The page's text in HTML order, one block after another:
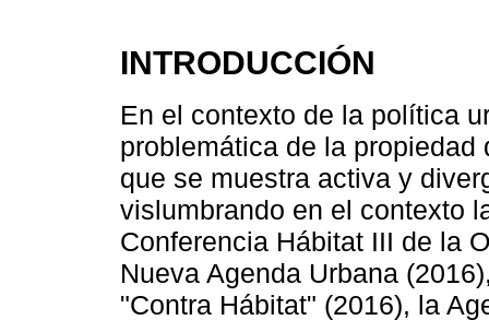
INTRODUCCIÓN
En el contexto de la política
problemática de la
que se muestra activa y
vislumbrando en el contexto
Conferencia Hábitat III de la
Nueva Agenda Urbana
"Contra Hábitat" (2016), la